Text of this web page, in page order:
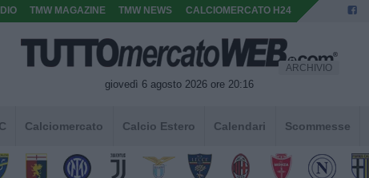
TMW MAGAZINE TMW NEWS CALCIOMERCATO H24
giovedì 6 agosto 2026 ore 20:16
ARCHIVIO
Calciomercato Calcio Estero Calendari Scommesse